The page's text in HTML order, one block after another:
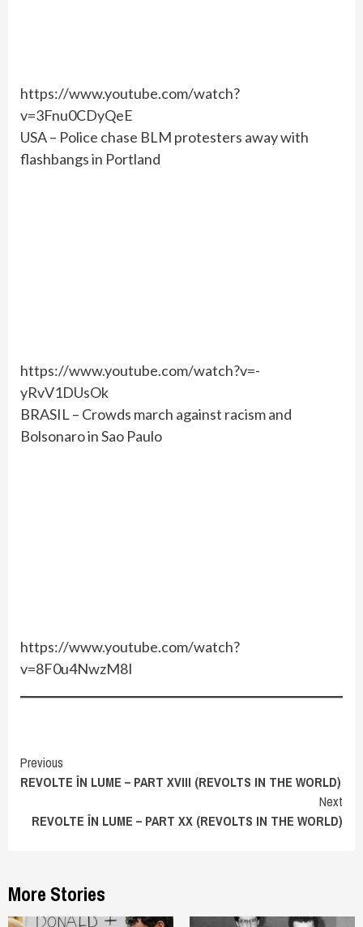
https://www.youtube.com/watch?
v=3Fnu0CDyQeE
USA – Police chase BLM protesters away with
flashbangs in Portland
https://www.youtube.com/watch?v=-
yRvV1DUsOk
BRASIL – Crowds march against racism and
Bolsonaro in Sao Paulo
https://www.youtube.com/watch?
v=8F0u4NwzM8I
Continue
Reading
Previous
REVOLTE ÎN LUME – PART XVIII (REVOLTS IN THE WORLD)
Next
REVOLTE ÎN LUME – PART XX (REVOLTS IN THE WORLD)
More Stories